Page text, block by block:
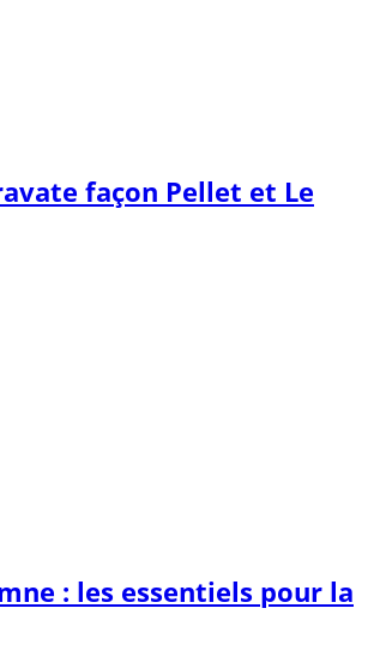
façon Pellet et Le
: les essentiels pour la